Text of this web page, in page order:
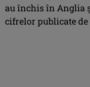
au închis în Anglia
cifrelor publicate